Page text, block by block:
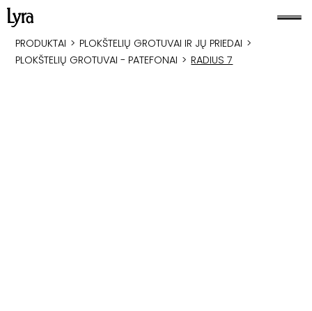
PRODUKTAI > PLOKŠTELIŲ GROTUVAI IR JŲ PRIEDAI >
PLOKŠTELIŲ GROTUVAI - PATEFONAI > RADIUS 7